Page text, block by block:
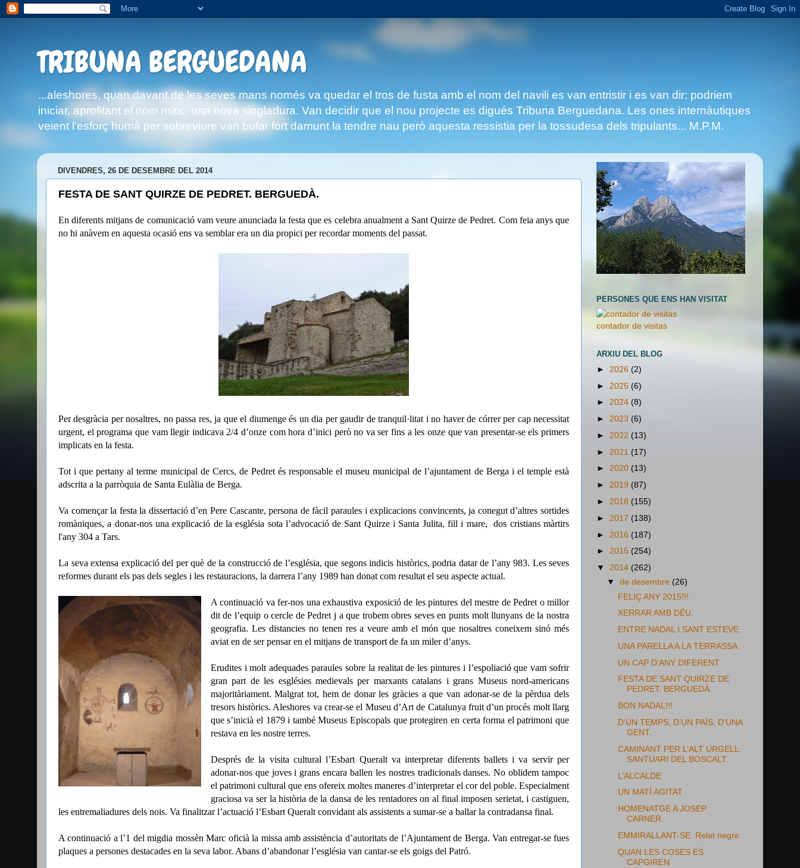
TRIBUNA BERGUEDANA
...aleshores, quan davant de les seves mans només va quedar el tros de fusta amb el nom del navili es van entristir i es van dir: podriem
iniciar, aprofitant el nom mític, una nova singladura. Van decidir que el nou projecte es digués Tribuna Berguedana. Les ones internàutiques
veient l'esforç humà per sobreviure van bufar fort damunt la tendre nau peró aquesta ressistia per la tossudesa dels tripulants... M.P.M.
DIVENDRES, 26 DE DESEMBRE DEL 2014
FESTA DE SANT QUIRZE DE PEDRET. BERGUEDÀ.
En diferents mitjans de comunicació vam veure anunciada la festa que es celebra anualment a Sant Quirze de Pedret. Com feia anys que
no hi anàvem en aquesta ocasió ens va semblar era un dia propici per recordar moments del passat.
Per desgràcia per nosaltres, no passa res, ja que el diumenge és un dia per gaudir de tranquil·litat i no haver de córrer per cap necessitat
urgent, el programa que vam llegir indicava 2/4 d’onze com hora d’inici però no va ser fins a les onze que van presentar-se els primers
implicats en la festa.
Tot i que pertany al terme municipal de Cercs, de Pedret és responsable el museu municipal de l’ajuntament de Berga i el temple està
adscrita a la parròquia de Santa Eulàlia de Berga.
Va començar la festa la dissertació d’en Pere Cascante, persona de fàcil paraules i explicacions convincents, ja conegut d’altres sortides
romàniques, a donar-nos una explicació de la església sota l’advocació de Sant Quirze i Santa Julita, fill i mare,
dos cristians màrtirs
l'any 304 a Tars.
La seva extensa explicació del per què de la construcció de l’església, que segons indicis històrics, podria datar de l’any 983. Les seves
reformes durant els pas dels segles i les restauracions, la darrera l’any 1989 han donat com resultat el seu aspecte actual.
A continuació va fer-nos una exhaustiva exposició de les pintures del mestre de Pedret o millor
dit de l’equip o cercle de Pedret j a que trobem obres seves en punts molt llunyans de la nostra
geografia. Les distancies no tenen res a veure amb el món que nosaltres coneixem sinó més
aviat en de ser pensar en el mitjans de transport de fa un miler d’anys.
Erudites i molt adequades paraules sobre la realitat de les pintures i l’espoliació que vam sofrir
gran part de les esglésies medievals per marxants catalans i grans Museus nord-americans
majoritàriament. Malgrat tot, hem de donar les gràcies a que van adonar-se de la pèrdua dels
tresors històrics. Aleshores va crear-se el Museu d’Art de Catalunya fruit d’un procés molt llarg
que s’inicià el 1879 i també Museus Episcopals que protegiren en certa forma el patrimoni que
restava en les nostre terres.
Després de la visita cultural l’Esbart Queralt va interpretar diferents ballets i va servir per
adonar-nos que joves i grans encara ballen les nostres tradicionals danses. No oblidem tampoc
el patrimoni cultural que ens ofereix moltes maneres d’interpretar el cor del poble. Especialment
graciosa va ser la història de la dansa de les rentadores on al final imposen serietat, i castiguen,
les entremaliadures dels nois. Va finalitzar l’actuació l’Esbart Queralt convidant als assistents a sumar-se a ballar la contradansa final.
A continuació a l’1 del migdia mossèn Marc oficià la missa amb assistència d’autoritats de l’Ajuntament de Berga. Van entregar-se fues
plaques a persones destacades en la seva labor. Abans d’abandonar l’església van cantar-se els goigs del Patró.
PERSONES QUE ENS HAN VISITAT
contador de visitas
ARXIU DEL BLOG
► 2026 (2)
► 2025 (6)
► 2024 (8)
► 2023 (6)
► 2022 (13)
► 2021 (17)
► 2020 (13)
► 2019 (87)
► 2018 (155)
► 2017 (138)
► 2016 (187)
► 2015 (254)
▼ 2014 (262)
▼de desembre (26)
FELIÇ ANY 2015!!!
XERRAR AMB DÉU.
ENTRE NADAL I SANT ESTEVE
UNA PARELLA A LA TERRASSA.
UN CAP D’ANY DIFERENT
FESTA DE SANT QUIRZE DE
PEDRET. BERGUEDÀ.
BON NADAL!!!
D’UN TEMPS, D’UN PAÍS, D’UNA
GENT.
CAMINANT PER L’ALT URGELL.
SANTUARI DEL BOSCALT.
L’ALCALDE
UN MATÍ AGITAT
HOMENATGE A JOSEP
CARNER.
EMMIRALLANT-SE. Relat negre.
QUAN LES COSES ÉS
CAPGIREN